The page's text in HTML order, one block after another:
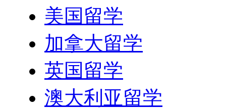
美国留学
加拿大留学
英国留学
澳大利亚留学